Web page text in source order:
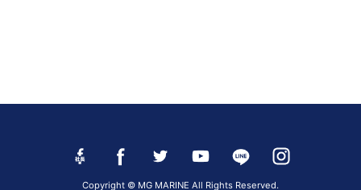
Copyright © MG MARINE All Rights Reserved.